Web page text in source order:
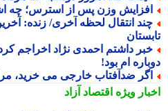
وزن پس از استرس؛ چه
انتقال لحظه آخری/ زنده: آخرین
داشتم احمدی نژاد اخراجم کرده/
ام بود!
ضدآفتاب خارجی می خرید، مراقب
ویژهاقتصاد آزاد